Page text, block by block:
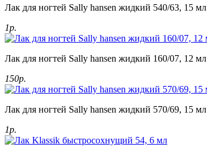
Лак для ногтей Sally hansen жидкий 540/63, 15 мл
1р.
Лак для ногтей Sally hansen жидкий 160/07, 12 мл
150р.
Лак для ногтей Sally hansen жидкий 570/69, 15 мл
1р.